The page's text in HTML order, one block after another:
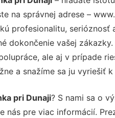
na správnej adrese –
profesionalitu, serióznosť
dokončenie vašej
ale aj v prípade
a snažíme sa ju vyriešiť
pri Dunaji? S nami sa o
nás pre viac informácií.